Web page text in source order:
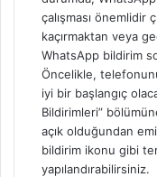
çalışması önemlidir
kaçırmaktan veya
WhatsApp bildirim
Öncelikle,
iyi bir başlangıç
Bildirimleri”
açık olduğundan
bildirim ikonu gibi
yapılandırabilirsiniz.